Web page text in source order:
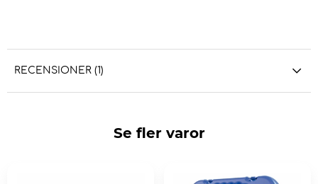
RECENSIONER (1)
Se fler varor